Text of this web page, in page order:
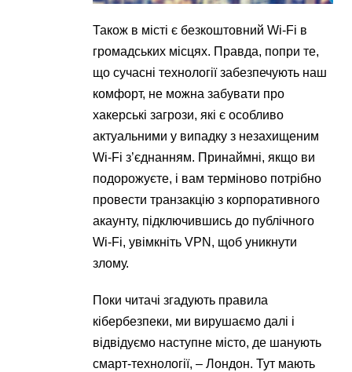
Також в місті є безкоштовний Wi-Fi в
громадських місцях. Правда, попри те,
що сучасні технології забезпечують наш
комфорт, не можна забувати про
хакерські загрози, які є особливо
актуальними у випадку з незахищеним
Wi-Fi з’єднанням. Принаймні, якщо ви
подорожуєте, і вам терміново потрібно
провести транзакцію з корпоративного
акаунту, підключившись до публічного
Wi-Fi, увімкніть VPN, щоб уникнути
злому.
Поки читачі згадують правила
кібербезпеки, ми вирушаємо далі і
відвідуємо наступне місто, де шанують
смарт-технології, – Лондон. Тут мають